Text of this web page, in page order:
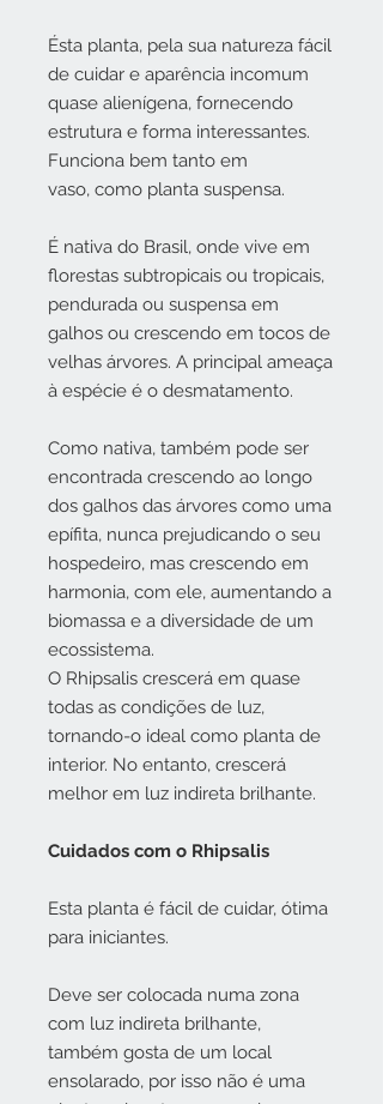
Ésta planta, pela sua natureza fácil
de cuidar e aparência incomum
quase alienígena, fornecendo
estrutura e forma interessantes.
Funciona bem tanto em
vaso, como planta suspensa.
É nativa do Brasil, onde vive em
florestas subtropicais ou tropicais,
pendurada ou suspensa em
galhos ou crescendo em tocos de
velhas árvores. A principal ameaça
à espécie é o desmatamento.
Como nativa, também pode ser
encontrada crescendo ao longo
dos galhos das árvores como uma
epífita, nunca prejudicando o seu
hospedeiro, mas crescendo em
harmonia, com ele, aumentando a
biomassa e a diversidade de um
ecossistema.
O Rhipsalis crescerá em quase
todas as condições de luz,
tornando-o ideal como planta de
interior. No entanto, crescerá
melhor em luz indireta brilhante.
Cuidados com o Rhipsalis
Esta planta é fácil de cuidar, ótima
para iniciantes.
Deve ser colocada numa zona
com luz indireta brilhante,
também gosta de um local
ensolarado, por isso não é uma